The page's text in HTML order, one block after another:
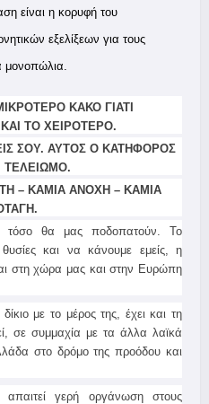
είναι η κορυφή του
εξελίξεων για τους
μονοπώλια.
ΚΑΚΟ ΓΙΑΤΙ
ΤΟ ΧΕΙΡΟΤΕΡΟ.
ΣΟΥ. ΑΥΤΟΣ Ο ΚΑΤΗΦΟΡΟΣ
ΤΕΛΕΙΩΜΟ.
– ΚΑΜΙΑ ΑΝΟΧΗ – ΚΑΜΙΑ
τόσο θα μας ποδοπατούν. Το
και να κάνουμε εμείς, η
στη χώρα μας και στην Ευρώπη
με το μέρος της, έχει και τη
σε συμμαχία με τα άλλα λαϊκά
στο δρόμο της προόδου και
γερή οργάνωση στους